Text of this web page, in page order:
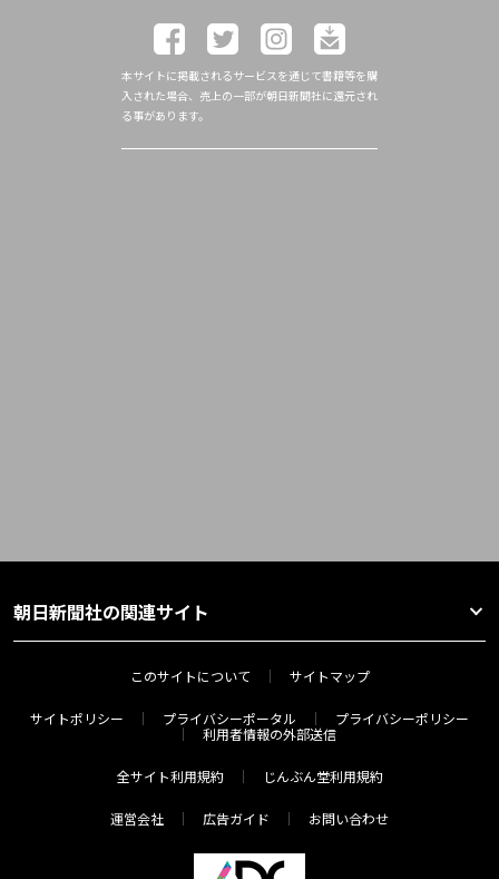
本サイトに掲載されるサービスを通じて書籍等を購
入された場合、売上の一部が朝日新聞社に還元され
る事があります。
朝日新聞社の関連サイト
このサイトについて サイトマップ
サイトポリシー プライバシーポータル
プライバシーポリシー
利用者情報の外部送信
全サイト利用規約 じんぶん堂利用規約
運営会社 広告ガイド お問い合わせ